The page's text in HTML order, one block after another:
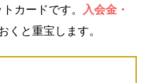
カードです。
入会金・
くと重宝します。